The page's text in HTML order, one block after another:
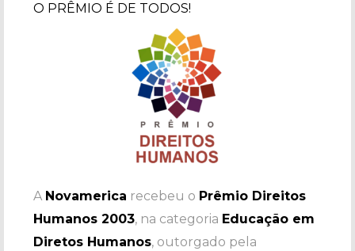
O PRÊMIO É DE TODOS!
A Novamerica recebeu o Prêmio Direitos
Humanos 2003, na categoria Educação em
Diretos Humanos, outorgado pela